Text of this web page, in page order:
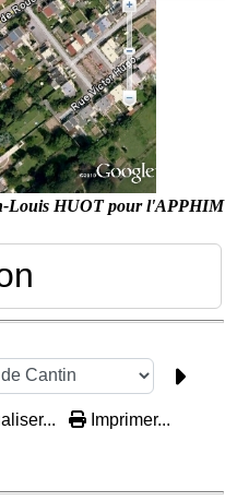
Louis HUOT pour l'APPHIM
Imprimer...